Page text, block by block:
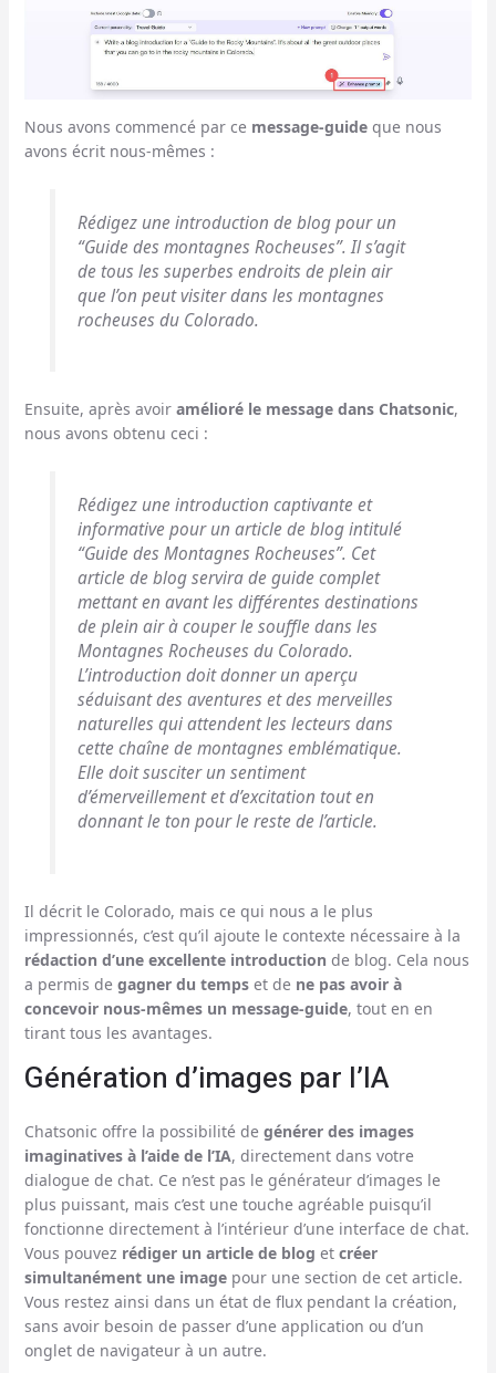
Nous avons commencé par ce message-guideque nous
avons écrit nous-mêmes :
Rédigez une introduction de blog pour un
“Guide des montagnes Rocheuses”. Il s’agit
de tous les superbes endroits de plein air
que l’on peut visiter dans les montagnes
rocheuses du Colorado.
Ensuite, après avoir amélioré le message dans Chatsonic,
nous avons obtenu ceci :
Rédigez une introduction captivante et
informative pour un article de blog intitulé
“Guide des Montagnes Rocheuses”. Cet
article de blog servira de guide complet
mettant en avant les différentes destinations
de plein air à couper le souffle dans les
Montagnes Rocheuses du Colorado.
L’introduction doit donner un aperçu
séduisant des aventures et des merveilles
naturelles qui attendent les lecteurs dans
cette chaîne de montagnes emblématique.
Elle doit susciter un sentiment
d’émerveillement et d’excitation tout en
donnant le ton pour le reste de l’article.
Il décrit le Colorado, mais ce qui nous a le plus
impressionnés, c’est qu’il ajoute le contexte nécessaire à la
rédaction d’une excellente introduction de blog. Cela nous
a permis de gagner du tempset de ne pas avoir à
concevoir nous-mêmes un message-guide, tout en en
tirant tous les avantages.
Génération d’images par l’IA
Chatsonic offre la possibilité de générer des images
imaginatives à l’aide de l’IA, directement dans votre
dialogue de chat. Ce n’est pas le générateur d’images le
plus puissant, mais c’est une touche agréable puisqu’il
fonctionne directement à l’intérieur d’une interface de chat.
Vous pouvez rédiger un article de blog et créer
simultanément une imagepour une section de cet article.
Vous restez ainsi dans un état de flux pendant la création,
sans avoir besoin de passer d’une application ou d’un
onglet de navigateur à un autre.